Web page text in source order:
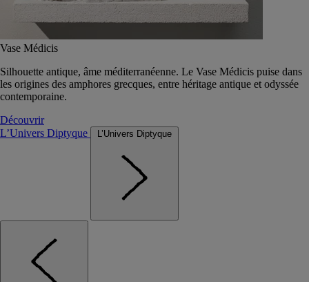
Vase Médicis
Silhouette antique, âme méditerranéenne. Le Vase Médicis puise dans
les origines des amphores grecques, entre héritage antique et odyssée
contemporaine.
Découvrir
L’Univers Diptyque
L’Univers Diptyque